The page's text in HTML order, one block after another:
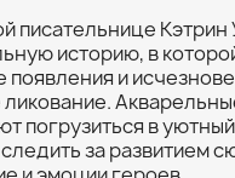
писательнице Кэтрин
историю, в
появления и
погрузиться в
за развитием